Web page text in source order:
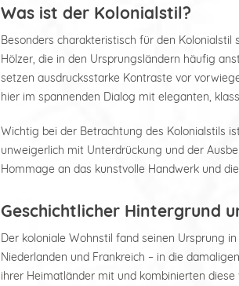
Was ist der Kolonialstil?
Besonders charakteristisch für den
Hölzer, die in den Ursprungsländern häufig
setzen ausdrucksstarke Kontraste vor
hier im spannenden Dialog mit eleganten,
Wichtig bei der Betrachtung des Kolonialstils
unweigerlich mit Unterdrückung und der
Hommage an das kunstvolle Handwerk und
Geschichtlicher Hintergrund
Der koloniale Wohnstil fand seinen Ursprung
Niederlanden und Frankreich – in die
ihrer Heimatländer mit und kombinierten